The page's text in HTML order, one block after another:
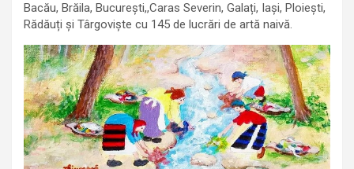
Bacău, Brăila, București,,Caras Severin, Galați, Iași, Ploiești,
Rădăuți și Târgoviște cu 145 de lucrări de artă naivă.